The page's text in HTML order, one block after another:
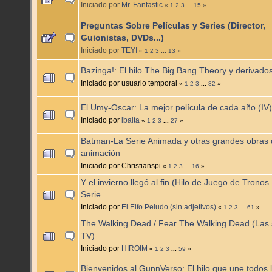
Iniciado por Mr. Fantastic « 1 2 3 15 »
Preguntas Sobre Películas y Series (Director,
Guionistas, DVDs...)
Iniciado por TEYI « 1 2 3 13 »
Bazinga!: El hilo The Big Bang Theory y
Iniciado por usuario temporal « 1 2 3 82 »
El Umy-Oscar: La mejor película de cada año (IV)
Iniciado por ibaita « 1 2 3 27 »
Batman-La Serie Animada y otras grandes obras
animación
Iniciado por Christianspi « 1 2 3 16 »
Y el invierno llegó al fin (Hilo de Juego de Tronos
Serie
Iniciado por El Elfo Peludo (sin adjetivos) « 1 2 3 61 »
The Walking Dead / Fear The Walking Dead (Las
TV)
Iniciado por HIROIM « 1 2 3 59 »
Bienvenidos al GunnVerso: El hilo que une todos